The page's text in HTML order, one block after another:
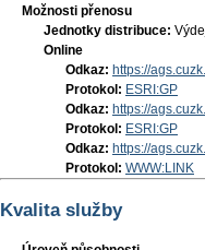
Možnosti přenosu
Jednotky distribuce:
Online
Odkaz: https://
Protokol: ESRI:GP
Odkaz: https://
Protokol: ESRI:GP
Odkaz: https://
Protokol: WWW:LINK
Kvalita služby